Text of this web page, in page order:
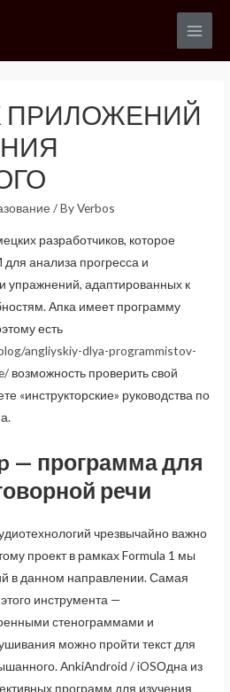
Main
ПРИЛОЖЕНИЙ
/ ByVerbos
разработчиков, которое
анализа прогресса и
упражнений, адаптированных к
Апка имеет программу
есть
angliyskiy-dlya-programmistov-
возможность проверить свой
«инструкторские» руководства по
— программа для
речи
чрезвычайно важно
проект в рамках Formula 1 мы
в данном направлении. Самая
инструмента —
стенограммами и
можно пройти текст для
AnkiAndroid / iOSОдна из
программ для изучения